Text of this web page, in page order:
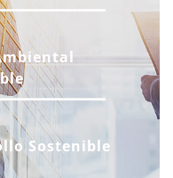
Sostenible